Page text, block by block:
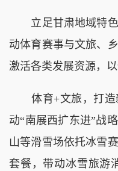
立足甘肃地域特色
动体育赛事与文旅、
激活各类发展资源，
体育+文旅，打造
动“南展西扩东进”战
山等滑雪场依托冰雪
套餐，带动冰雪旅游